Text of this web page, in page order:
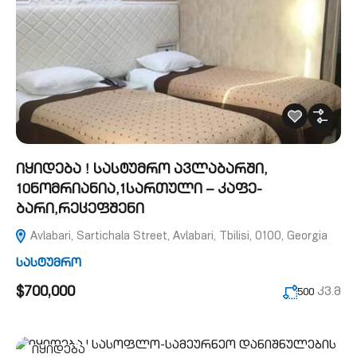
იყიდება ! სასტუმრო ავლაბარში,
10ნომრიანია,1სართული – კაფე-
ბარი,რეცეფშენი
Avlabari, Sartichala Street, Avlabari, Tbilisi, 0100, Georgia
სასტუმრო
$700,000 500 კვ.მ
იყიდება